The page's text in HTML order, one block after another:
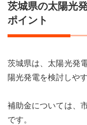
茨城県の太陽光
ポイント
茨城県は、太陽光発
陽光発電を検討しや
補助金については、
です。